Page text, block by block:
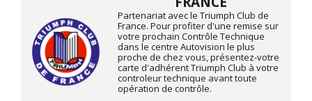
Partenariat avec le Triumph Club de
France. Pour profiter d'une remise sur
votre prochain Contrôle Technique
dans le centre Autovision le plus
proche de chez vous, présentez-votre
carte d'adhérent Triumph Club à votre
controleur technique avant toute
opération de contrôle.